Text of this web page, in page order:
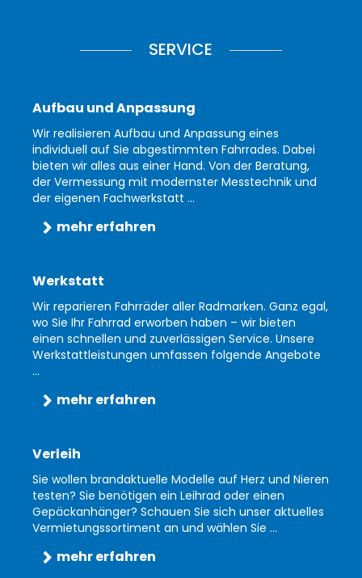
SERVICE
Aufbau und Anpassung
Wir realisieren Aufbau und Anpassung eines
individuell auf Sie abgestimmten Fahrrades. Dabei
bieten wir alles aus einer Hand. Von der Beratung,
der Vermessung mit modernster Messtechnik und
der eigenen Fachwerkstatt ...
mehr erfahren
Werkstatt
Wir reparieren Fahrräder aller Radmarken. Ganz egal,
wo Sie Ihr Fahrrad erworben haben – wir bieten
einen schnellen und zuverlässigen Service. Unsere
Werkstattleistungen umfassen folgende Angebote
...
mehr erfahren
Verleih
Sie wollen brandaktuelle Modelle auf Herz und Nieren
testen? Sie benötigen ein Leihrad oder einen
Gepäckanhänger? Schauen Sie sich unser aktuelles
Vermietungssortiment an und wählen Sie ...
mehr erfahren